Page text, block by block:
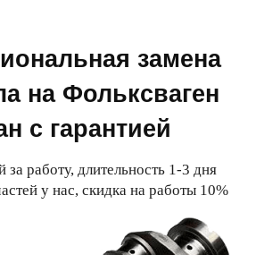
замена
на Фольксваген
с гарантией
работу, длительность 1-3 дня
у нас, скидка на работы 10%